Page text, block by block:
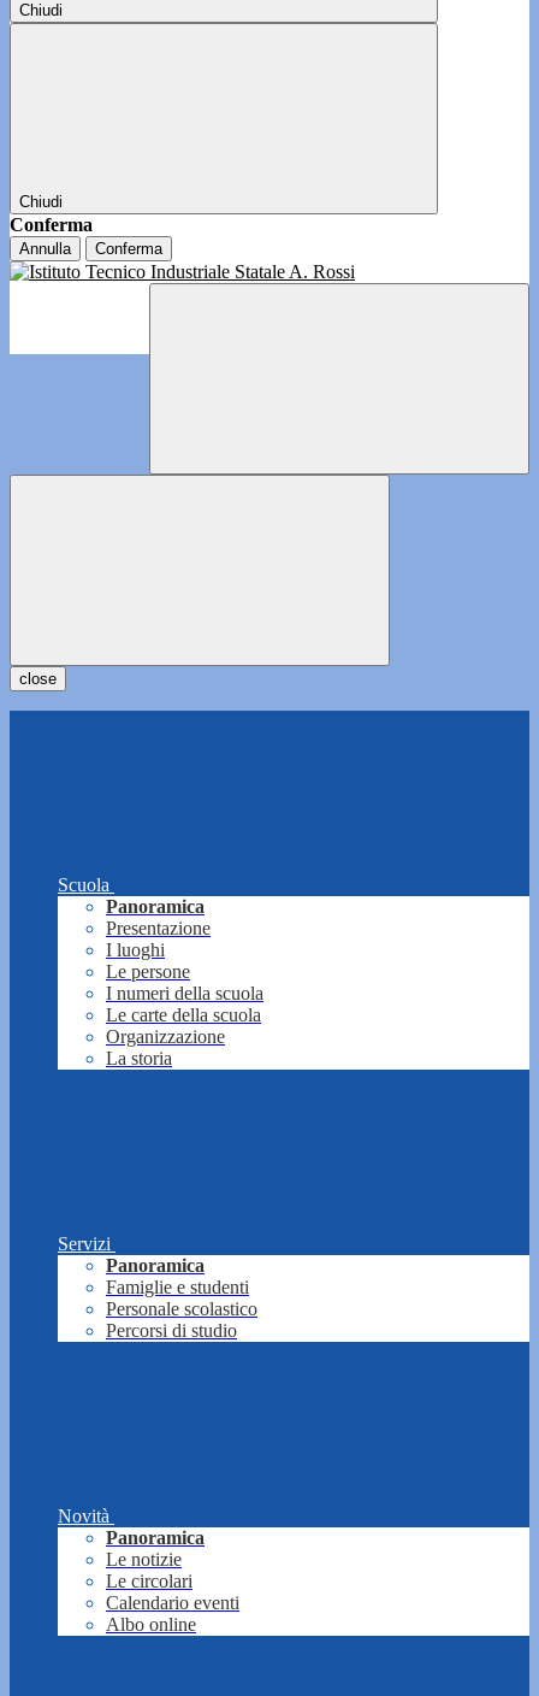
Chiudi
Chiudi
Conferma
Annulla Conferma
close
Scuola
Panoramica
Presentazione
I luoghi
Le persone
I numeri della scuola
Le carte della scuola
Organizzazione
La storia
Servizi
Panoramica
Famiglie e studenti
Personale scolastico
Percorsi di studio
Novità
Panoramica
Le notizie
Le circolari
Calendario eventi
Albo online